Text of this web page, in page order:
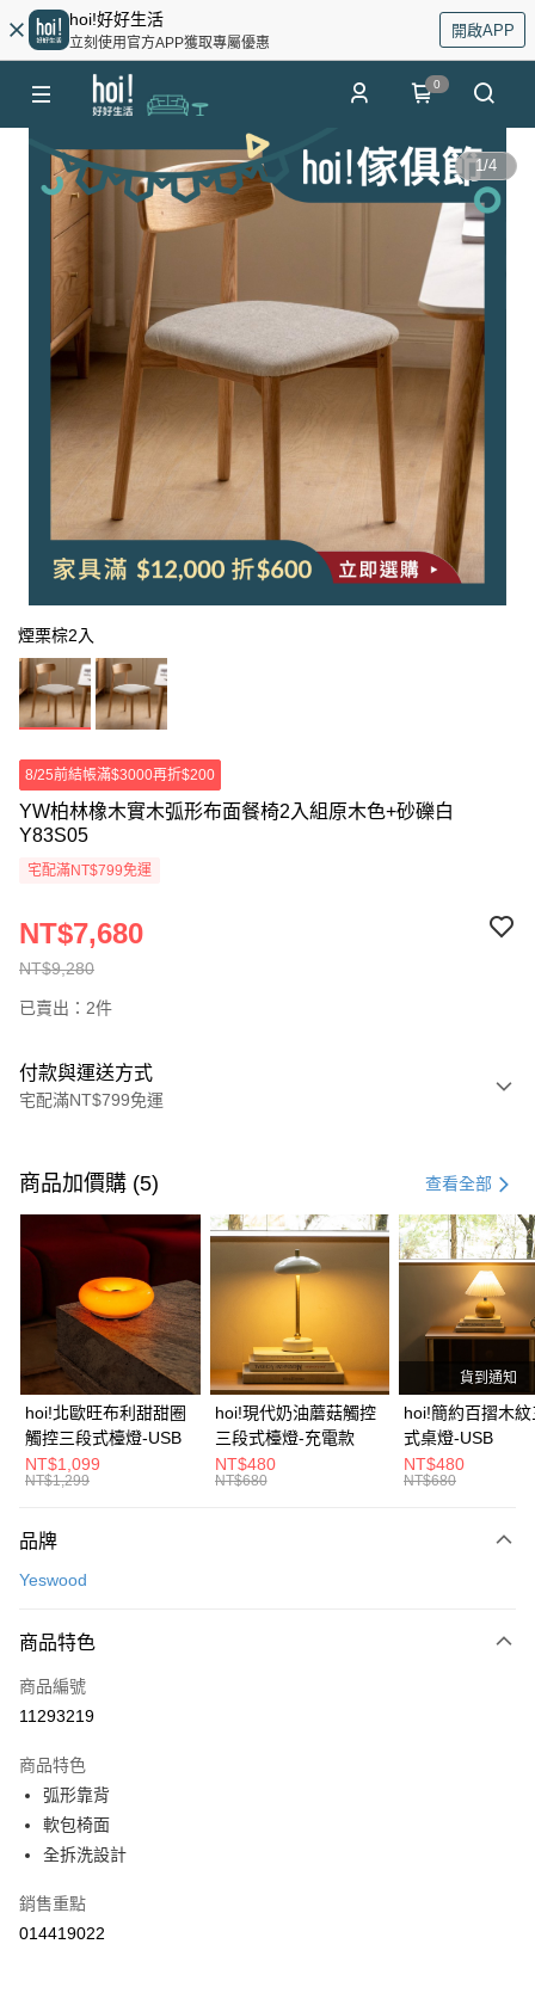
hoi!好好生活
立刻使用官方APP獲取專屬優惠
開啟APP
0
1/4
煙栗棕2入
8/25前結帳滿$3000再折$200
YW柏林橡木實木弧形布面餐椅2入組原木色+砂礫白
Y83S05
宅配滿NT$799免運
NT$9,280
NT$7,680
已賣出：2件
付款與運送方式
宅配滿NT$799免運
信用卡一次付款
信用卡分期付款
3 期 0 利率 每期 21家銀行
合作金庫商業銀行
第一商業銀行
華南商業銀行
彰化商業銀行
上海商業儲蓄銀行
台北富邦商業銀行
國泰世華商業銀行
兆豐國際商業銀行
臺灣中小企業銀行
台中商業銀行
匯豐（台灣）商業銀行
華泰商業銀行
聯邦商業銀行
遠東國際商業銀行
元大商業銀行
台灣樂天信用卡公司
6 期 0 利率 每期NT$1,280 21家銀行
合作金庫商業銀行
第一商業銀行
華南商業銀行
彰化商業銀行
上海商業儲蓄銀行
台北富邦商業銀行
國泰世華商業銀行
兆豐國際商業銀行
臺灣中小企業銀行
台中商業銀行
匯豐（台灣）商業銀行
聯邦商業銀行
玉山商業銀行
台灣樂天信用卡公司
LINE Pay
Apple Pay
街口支付
AFTEE先享後付
【關於「AFTEE先享後付」】
AFTEE先享後付是「在收到商品之後才付款」的支付方式。 讓您購物簡單
便利好安心！
３．安心：先確認商品／服務後，再付款。
【「AFTEE先享後付」結帳流程】
結帳頁面，進行簡訊認證並確認金額後，即可完成結帳。
３．收到繳費通知簡訊後14天內，點擊此簡訊中的連結，可透過四大超商／
ATM／網路銀行／等多元方式進行付款，方視為交易完成。
購買商品的店家。未經商家同意取消之訂單仍視為有效，需透過AFTEE先享
後付繳納相關費用。
是否繳費成功／繳費後需取消欲退款等相關疑問，請聯繫「AFTEE先享後付
每筆NT$99，滿NT$799(含以上)免運費
商品加價購 (5) 查看全部
hoi!北歐旺布利甜甜圈
觸控三段式檯燈-USB
NT$1,099
NT$1,299
hoi!現代奶油蘑菇觸控
三段式檯燈-充電款
NT$480
NT$680
貨到通知
hoi!簡約百摺木
式桌燈-USB
NT$480
NT$680
品牌
Yeswood
商品特色
商品編號
11293219
商品特色
弧形靠背
軟包椅面
全拆洗設計
銷售重點
014419022